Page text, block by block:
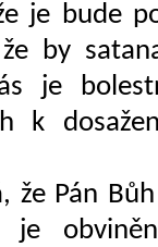
je bude
by
je
k
že Pán
je